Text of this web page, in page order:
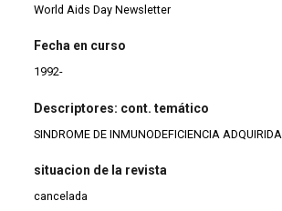
World Aids Day Newsletter
Fecha en curso
1992-
Descriptores: cont. temático
SINDROME DE INMUNODEFICIENCIA ADQUIRIDA
situacion de la revista
cancelada